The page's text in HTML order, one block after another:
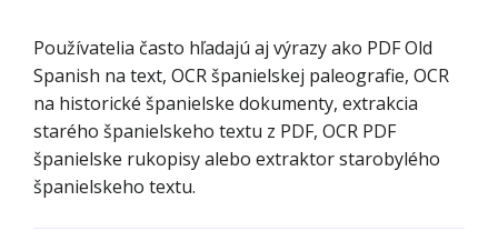
Používatelia často hľadajú aj výrazy ako PDF Old
Spanish na text, OCR španielskej paleografie, OCR
na historické španielske dokumenty, extrakcia
starého španielskeho textu z PDF, OCR PDF
španielske rukopisy alebo extraktor starobylého
španielskeho textu.